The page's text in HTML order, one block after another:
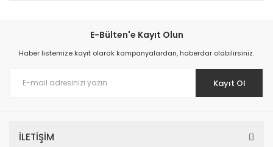
E-Bülten'e Kayıt Olun
Haber listemize kayıt olarak kampanyalardan, haberdar olabilirsiniz.
Kayıt Ol
İLETİŞİM